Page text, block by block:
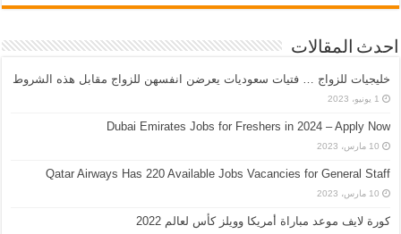
احدث المقالات
خليجيات للزواج … فتيات سعوديات يعرضن انفسهن للزواج مقابل هذه الشروط
1 يونيو، 2023
Dubai Emirates Jobs for Freshers in 2024 – Apply Now
10 مارس، 2023
Qatar Airways Has 220 Available Jobs Vacancies for General Staff
10 مارس، 2023
كورة لايف موعد مباراة أمريكا وويلز كأس لعالم 2022